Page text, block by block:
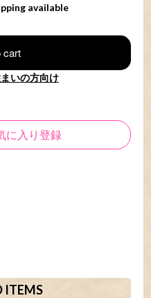
available
cart
いの方向け
に入り登録
ITEMS